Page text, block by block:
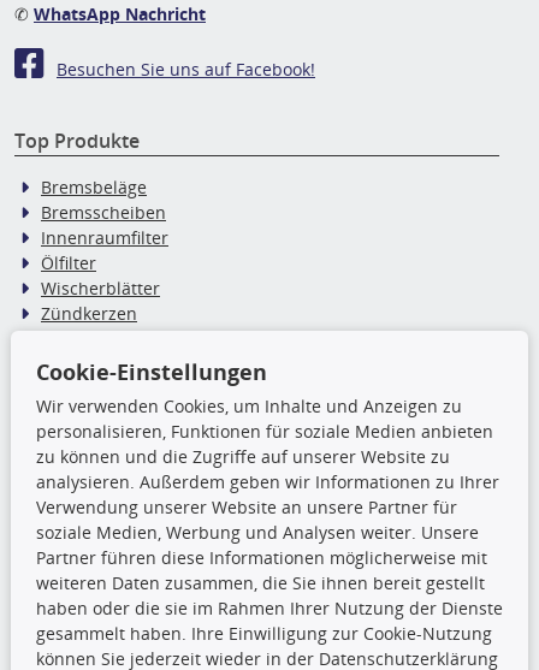
✆ WhatsApp Nachricht
Besuchen Sie uns auf Facebook!
Top Produkte
Bremsbeläge
Bremsscheiben
Innenraumfilter
Ölfilter
Wischerblätter
Zündkerzen
TecDoc Inside
Die hier angezeigten Daten,
insbesondere die gesamte Datenbank,
dürfen nicht kopiert werden. Es ist zu
unterlassen, die Daten oder die gesamte Datenbank ohne
vorherige Zustimmung TecDocs zu vervielfältigen, zu
verbreiten und/oder diese Handlungen durch Dritte ausführen
zu lassen. Ein Zuwiderhandeln stellt eine
Urheberrechtsverletzung dar und wird verfolgt.
Cookie-Einstellungen
Wir verwenden Cookies, um Inhalte und Anzeigen zu
personalisieren, Funktionen für soziale Medien anbieten
zu können und die Zugriffe auf unserer Website zu
analysieren. Außerdem geben wir Informationen zu Ihrer
Verwendung unserer Website an unsere Partner für
soziale Medien, Werbung und Analysen weiter. Unsere
Partner führen diese Informationen möglicherweise mit
weiteren Daten zusammen, die Sie ihnen bereit gestellt
haben oder die sie im Rahmen Ihrer Nutzung der Dienste
gesammelt haben. Ihre Einwilligung zur Cookie-Nutzung
können Sie jederzeit wieder in der Datenschutzerklärung